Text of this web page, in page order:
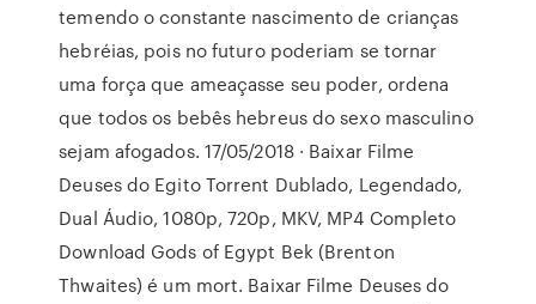
temendo o constante nascimento de crianças
hebréias, pois no futuro poderiam se tornar
uma força que ameaçasse seu poder, ordena
que todos os bebês hebreus do sexo masculino
sejam afogados. 17/05/2018 · Baixar Filme
Deuses do Egito Torrent Dublado, Legendado,
Dual Áudio, 1080p, 720p, MKV, MP4 Completo
Download Gods of Egypt Bek (Brenton
Thwaites) é um mort. Baixar Filme Deuses do